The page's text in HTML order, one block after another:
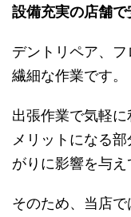
設備充実の店舗で
デントリペア、
繊細な作業です。
出張作業で気軽
メリットになる
がりに影響を与え
そのため、当店